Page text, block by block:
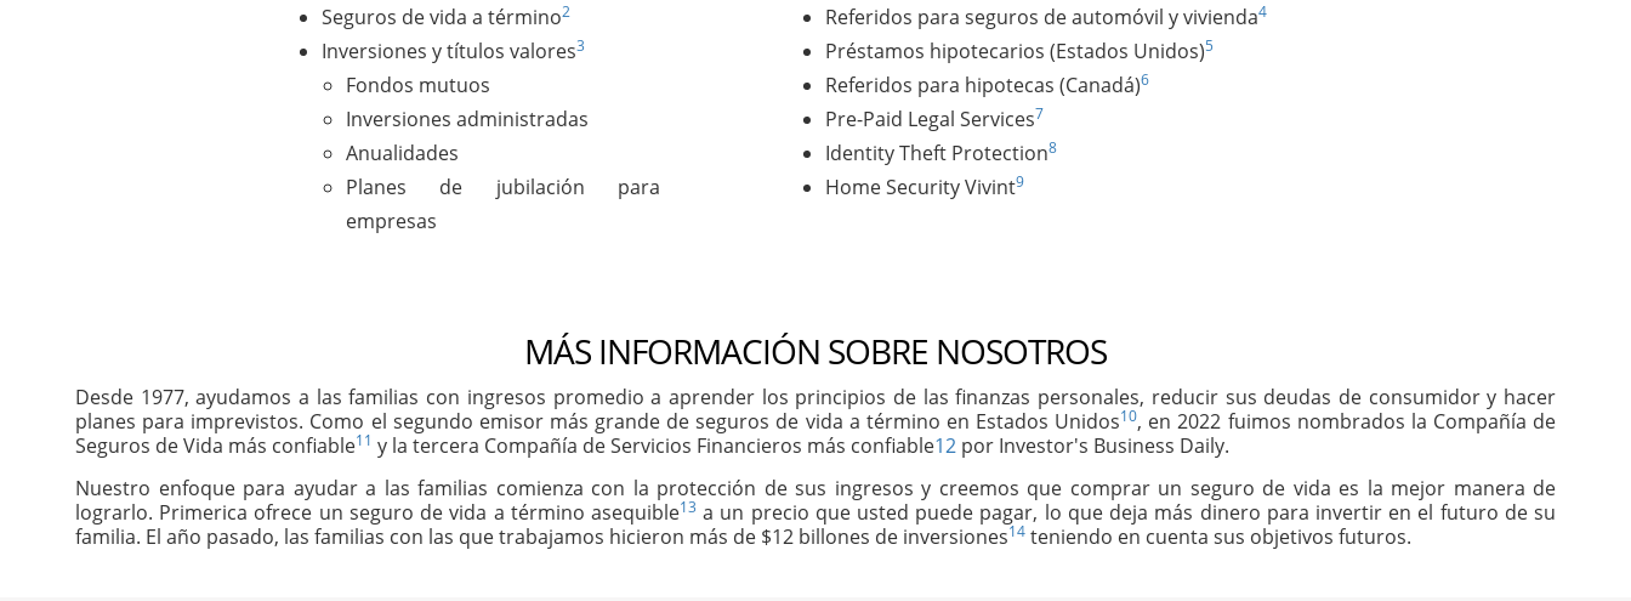
Seguros de vida a término2
Inversiones y títulos valores3
Fondos mutuos
Inversiones administradas
Anualidades
Planes de jubilación para
empresas
Referidos para seguros de automóvil y vivienda4
Préstamos hipotecarios (Estados Unidos)5
Referidos para hipotecas (Canadá)6
Pre-Paid Legal Services7
Identity Theft Protection8
Home Security Vivint9
MÁS INFORMACIÓN SOBRE NOSOTROS
Desde 1977, ayudamos a las familias con ingresos promedio a aprender los principios de las finanzas personales, reducir sus deudas de consumidor y hacer
planes para imprevistos. Como el segundo emisor más grande de seguros de vida a término en Estados Unidos10, en 2022 fuimos nombrados la Compañía de
Seguros de Vida más confiable11 y la tercera Compañía de Servicios Financieros más confiable12 por Investor's Business Daily.
Nuestro enfoque para ayudar a las familias comienza con la protección de sus ingresos y creemos que comprar un seguro de vida es la mejor manera de
lograrlo. Primerica ofrece un seguro de vida a término asequible13 a un precio que usted puede pagar, lo que deja más dinero para invertir en el futuro de su
familia. El año pasado, las familias con las que trabajamos hicieron más de $12 billones de inversiones14 teniendo en cuenta sus objetivos futuros.